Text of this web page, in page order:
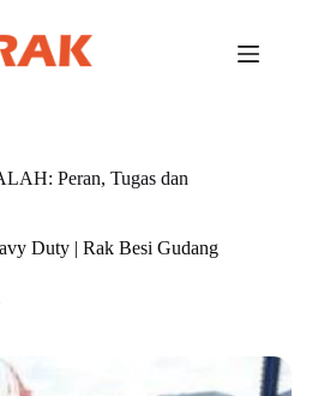
Peran, Tugas dan
Duty | Rak Besi Gudang